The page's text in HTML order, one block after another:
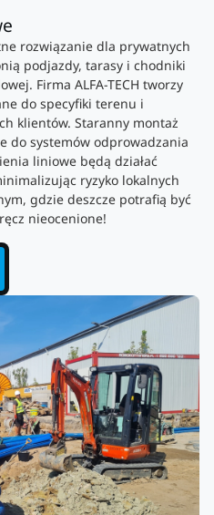
rozwiązanie dla prywatnych
podjazdy, tarasy i chodniki
Firma ALFA-TECH tworzy
do specyfiki terenu i
klientów. Staranny montaż
do systemów odprowadzania
liniowe będą działać
ryzyko lokalnych
gdzie deszcze potrafią być
nieocenione!